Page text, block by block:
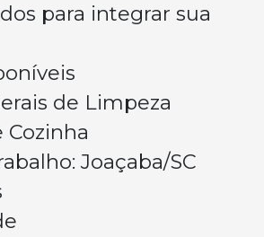
para integrar sua
de Limpeza
Cozinha
Joaçaba/SC